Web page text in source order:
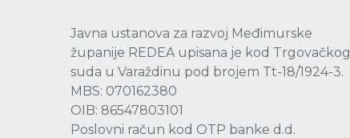
Javna ustanova za razvoj Međimurske
županije REDEA upisana je kod Trgovačkog
suda u Varaždinu pod brojem Tt-18/1924-3.
MBS: 070162380
OIB: 86547803101
Poslovni račun kod OTP banke d.d.